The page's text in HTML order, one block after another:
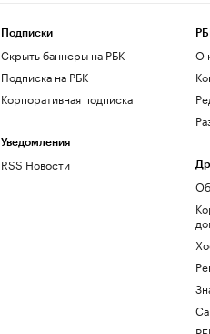
Подписки
Скрыть баннеры на РБК
Подписка на РБК
Корпоративная подписка
Уведомления
RSS Новости
О